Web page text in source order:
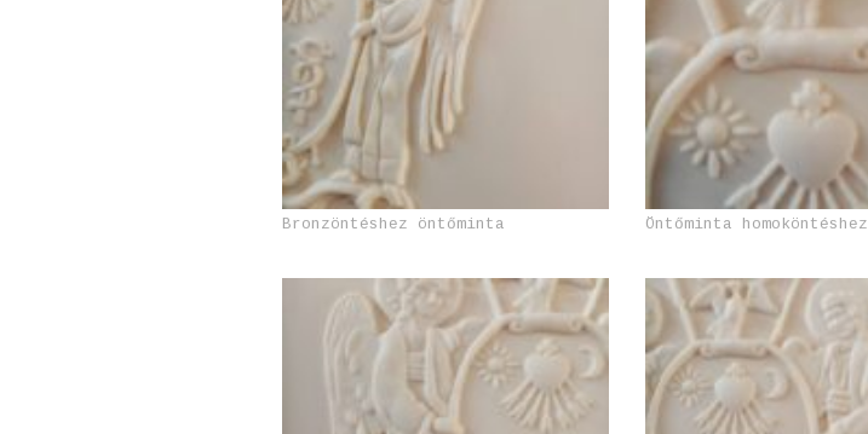
Bronzöntéshez öntőminta Öntőminta homoköntéshez